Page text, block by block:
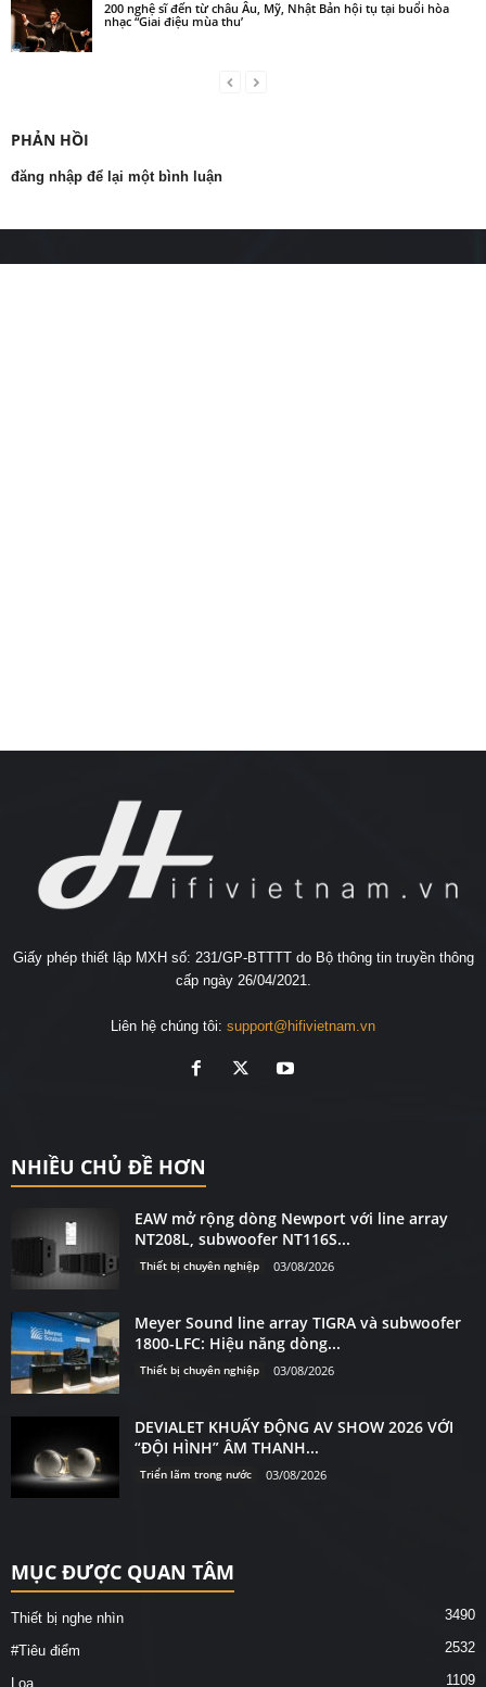
200 nghệ sĩ đến từ châu Âu, Mỹ, Nhật Bản hội tụ tại buổi hòa
nhạc “Giai điệu mùa thu’
PHẢN HỒI
đăng nhập để lại một bình luận
Giấy phép thiết lập MXH số: 231/GP-BTTTT do Bộ thông tin truyền thông
cấp ngày 26/04/2021.
Liên hệ chúng tôi: support@hifivietnam.vn
NHIỀU CHỦ ĐỀ HƠN
EAW mở rộng dòng Newport với line array
NT208L, subwoofer NT116S...
Thiết bị chuyên nghiệp 03/08/2026
Meyer Sound line array TIGRA và subwoofer
1800-LFC: Hiệu năng dòng...
Thiết bị chuyên nghiệp 03/08/2026
DEVIALET KHUẤY ĐỘNG AV SHOW 2026 VỚI
“ĐỘI HÌNH” ÂM THANH...
Triển lãm trong nước 03/08/2026
MỤC ĐƯỢC QUAN TÂM
Thiết bị nghe nhìn 3490
#Tiêu điểm 2532
Loa 1109